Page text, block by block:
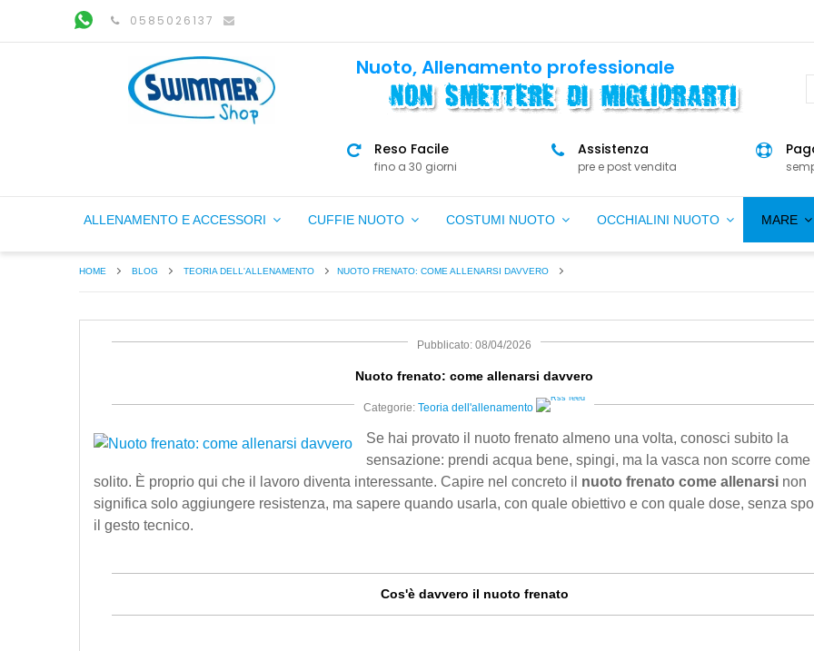
0585026137
Nuoto, Allenamento professionale
Reso Facile
fino a 30 giorni
Assistenza
pre e post vendita
ALLENAMENTO E ACCESSORI CUFFIE NUOTO COSTUMI NUOTO OCCHIALINI NUOTO MARE
HOME BLOG TEORIA DELL'ALLENAMENTO NUOTO FRENATO: COME ALLENARSI DAVVERO
Pubblicato: 08/04/2026
Nuoto frenato: come allenarsi davvero
Categorie: Teoria dell'allenamento
Se hai provato il nuoto frenato almeno una volta, conosci subito la
sensazione: prendi acqua bene, spingi, ma la vasca non scorre come
solito. È proprio qui che il lavoro diventa interessante. Capire nel concreto il nuoto frenato come allenarsi non
significa solo aggiungere resistenza, ma sapere quando usarla, con quale obiettivo e con quale dose, senza
il gesto tecnico.
Cos'è davvero il nuoto frenato